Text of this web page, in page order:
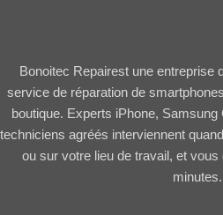
Bonoitec Repairest une entreprise
service de réparation de
boutique. Experts iPhone,
techniciens agréés interviennent
ou sur votre lieu de travail, et
minutes.